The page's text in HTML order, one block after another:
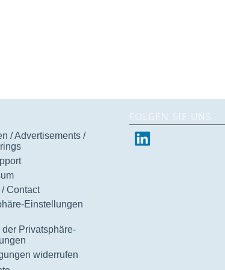
/ Advertisements /
/ Contact
Einstellungen
der Privatsphäre-
widerrufen
FOLGEN SIE UNS